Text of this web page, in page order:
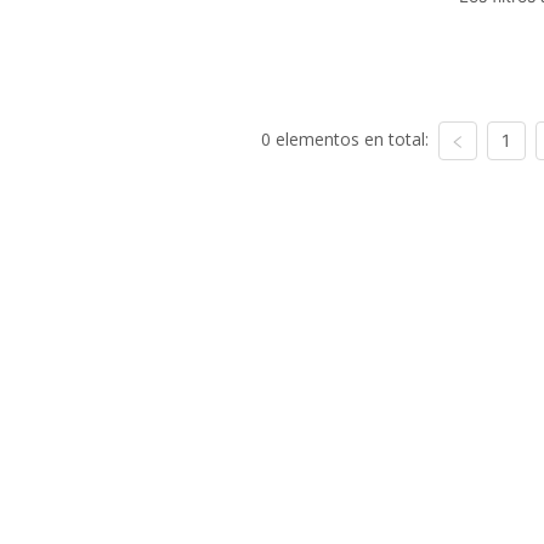
0 elementos en total: 1